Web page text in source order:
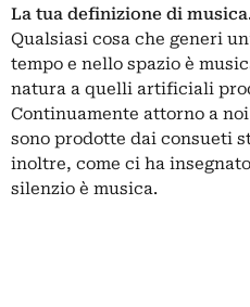
La tua definizione di
Qualsiasi cosa che generi
tempo e nello spazio è
natura a quelli artificiali
Continuamente attorno a
sono prodotte dai consueti
inoltre, come ci ha
silenzio è musica.